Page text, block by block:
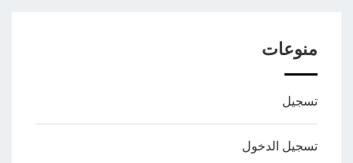
منوعات
تسجيل
تسجيل الدخول